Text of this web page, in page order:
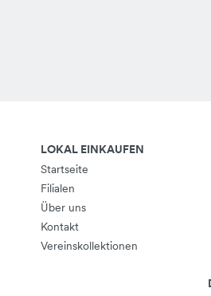
LOKAL EINKAUFEN
Startseite
Filialen
Über uns
Kontakt
Vereinskollektionen